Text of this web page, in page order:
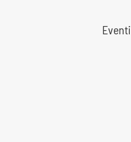
Eventi